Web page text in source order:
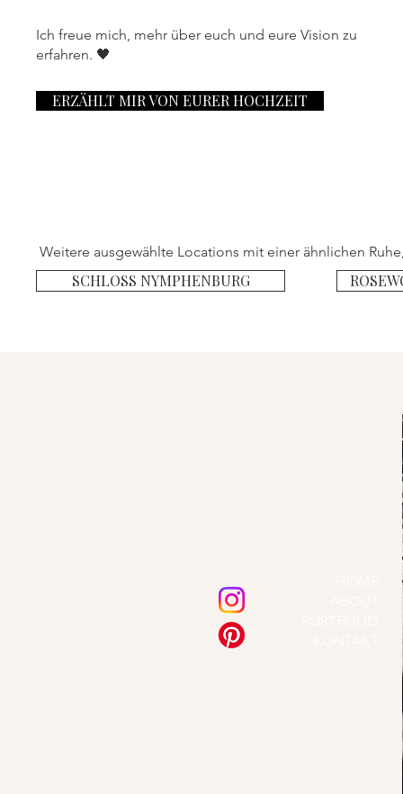
Ich freue mich, mehr über euch und eure Vision zu
erfahren. 🖤
ERZÄHLT MIR VON EURER HOCHZEIT
Weitere ausgewählte Locations mit einer ähnlichen
SCHLOSS NYMPHENBURG